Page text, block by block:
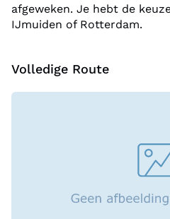
afgeweken. Je hebt de
IJmuiden of Rotterdam.
Volledige Route